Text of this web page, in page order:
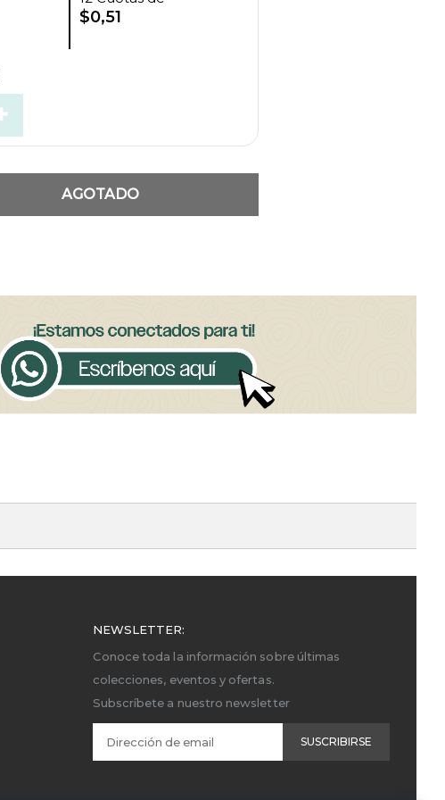
$0,51
AGOTADO
NEWSLETTER:
Conoce toda la información sobre últimas
colecciones, eventos y ofertas.
Subscríbete a nuestro newsletter
SUSCRIBIRSE